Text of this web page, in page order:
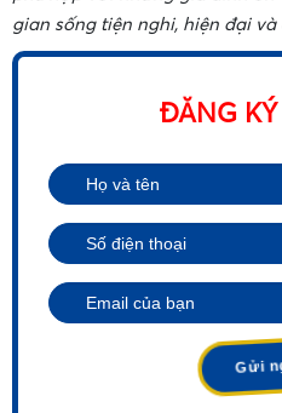
gian sống tiện nghi, hiện đại
ĐĂNG